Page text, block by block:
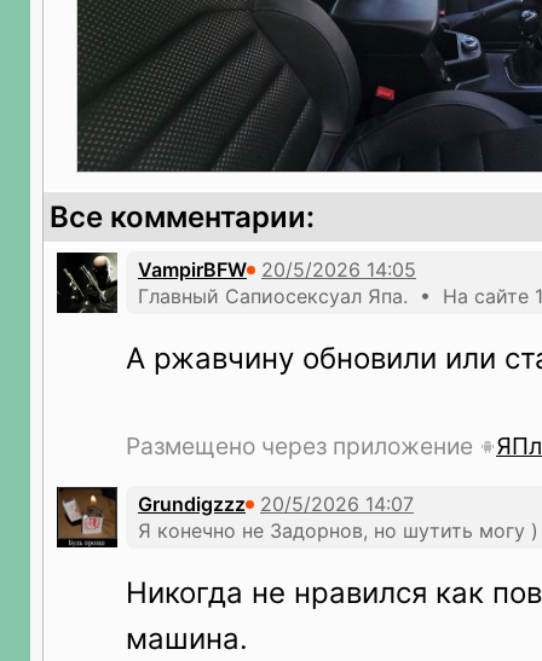
Все комментарии:
VampirBFW
Главный Сапиосексуал Япа. • На сайте
А ржавчину обновили или
Размещено через приложение
Grundigzzz
Я конечно не Задорнов, но шутить могу
Никогда не нравился как
машина.